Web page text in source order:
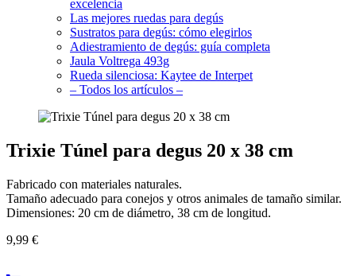
excelencia
Las mejores ruedas para degús
Sustratos para degús: cómo elegirlos
Adiestramiento de degús: guía completa
Jaula Voltrega 493g
Rueda silenciosa: Kaytee de Interpet
– Todos los artículos –
Trixie Túnel para degus 20 x 38 cm
Fabricado con materiales naturales.
Tamaño adecuado para conejos y otros animales de tamaño similar.
Dimensiones: 20 cm de diámetro, 38 cm de longitud.
9,99 €